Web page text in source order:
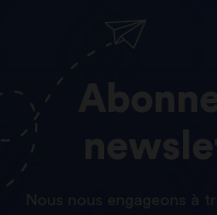
Nous nous engageons à